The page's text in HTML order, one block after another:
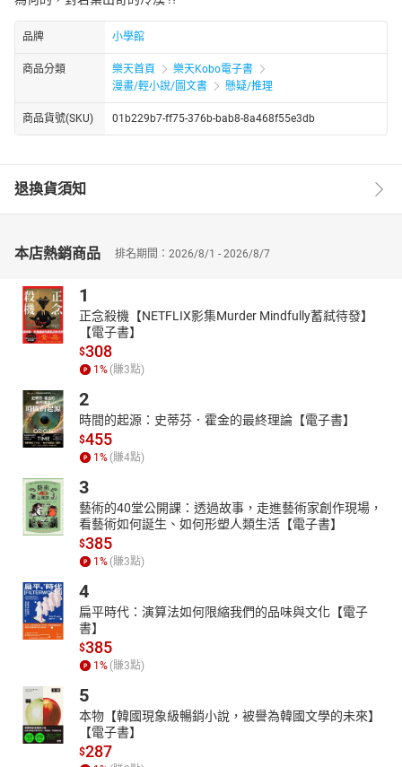
品牌 小學館
商品分類 樂天首頁
樂天Kobo電子書
漫畫/輕小說/圖文書
懸疑/推理
商品貨號(SKU) 01b229b7-ff75-376b-bab8-8a468f55e3db
退換貨須知
本店熱銷商品 排名期間：2026/8/1 - 2026/8/7
1
正念殺機【NETFLIX影集Murder Mindfully蓄弒待發】
【電子書】
$308
1% (賺3點)
2
時間的起源：史蒂芬．霍金的最終理論【電子書】
$455
1% (賺4點)
3
藝術的40堂公開課：透過故事，走進藝術家創作現場，
看藝術如何誕生、如何形塑人類生活【電子書】
$385
1% (賺3點)
4
扁平時代：演算法如何限縮我們的品味與文化【電子
書】
$385
1% (賺3點)
5
本物【韓國現象級暢銷小說，被譽為韓國文學的未來】
【電子書】
$287